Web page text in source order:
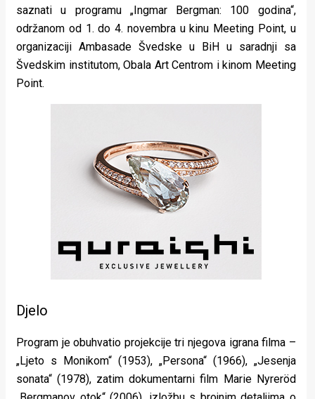
saznati u programu „Ingmar Bergman: 100 godina“,
održanom od 1. do 4. novembra u kinu Meeting Point, u
organizaciji Ambasade Švedske u BiH u saradnji sa
Švedskim institutom, Obala Art Centrom i kinom Meeting
Point.
Djelo
Program je obuhvatio projekcije tri njegova igrana filma –
„Ljeto s Monikom“ (1953), „Persona“ (1966), „Jesenja
sonata“ (1978), zatim dokumentarni film Marie Nyreröd